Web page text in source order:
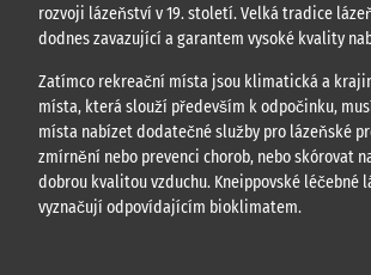
rozvoji lázeňství v 19. století. Velká tradice
dodnes zavazující a garantem vysoké kvality
Zatímco rekreační místa jsou klimatická a
místa, která slouží především k odpočinku,
místa nabízet dodatečné služby pro lázeňské
zmírnění nebo prevenci chorob, nebo skórovat
dobrou kvalitou vzduchu. Kneippovské léčebné
vyznačují odpovídajícím bioklimatem.